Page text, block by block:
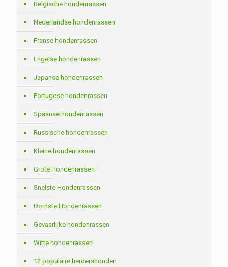
Belgische hondenrassen
Nederlandse hondenrassen
Franse hondenrassen
Engelse hondenrassen
Japanse hondenrassen
Portugese hondenrassen
Spaanse hondenrassen
Russische hondenrassen
Kleine hondenrassen
Grote Hondenrassen
Snelste Hondenrassen
Domste Hondenrassen
Gevaarlijke hondenrassen
Witte hondenrassen
12 populaire herdershonden